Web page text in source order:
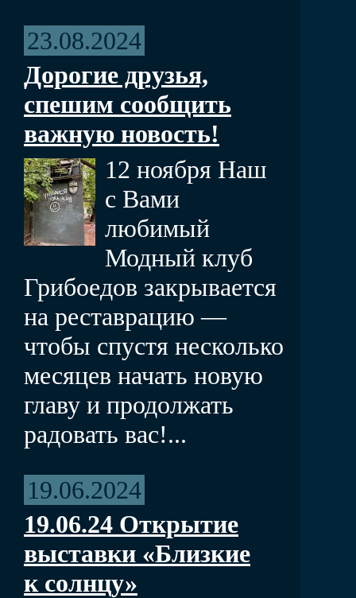
23.08.2024
Дорогие друзья,
спешим сообщить
важную новость!
12 ноября Наш
с Вами
любимый
Модный клуб
Грибоедов закрывается
на реставрацию —
чтобы спустя несколько
месяцев начать новую
главу и продолжать
радовать вас!...
19.06.2024
19.06.24 Открытие
выставки «Близкие
к солнцу»